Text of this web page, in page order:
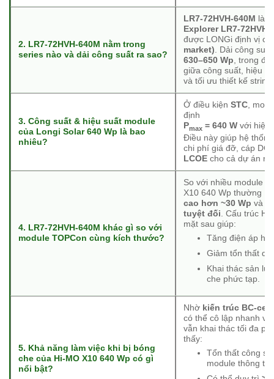
2. LR7-72HVH-640M nằm trong
series nào và dải công suất ra sao?
LR7-72HVH-640M
là
Explorer LR7-72HVH
được LONGi định vị
market) . Dải công
630–650 Wp , trong
giữa công suất, hiệu
và tối ưu thiết kế string.
3. Công suất & hiệu suất module
của Longi Solar 640 Wp là bao
nhiêu?
Ở điều kiện STC ,
định
Pmax = 640 W với hiệu
Điều này giúp hệ
chi phí giá đỡ, cáp DC
LCOE cho cả dự án
4. LR7-72HVH-640M khác gì so với
module TOPCon cùng kích thước?
So với nhiều module
X10 640 Wp thường
cao hơn ~30 Wp và
tuyệt đối . Cấu trúc
mặt sau giúp:
Tăng điện áp
Giảm tổn thất
Khai thác sản
che phức tạp.
5. Khả năng làm việc khi bị bóng
che của Hi-MO X10 640 Wp có gì
nổi bật?
Nhờ kiến trúc BC-cell
có thể cô lập nhanh
vẫn khai thác tối đa
thấy:
Tổn thất công
module thông